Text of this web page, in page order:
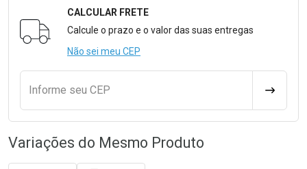
Formulário para Calcular o Frete
CALCULAR FRETE
Calcule o prazo e o valor das suas entregas
Não sei meu CEP
Informe seu CEP
Variações do Mesmo Produto